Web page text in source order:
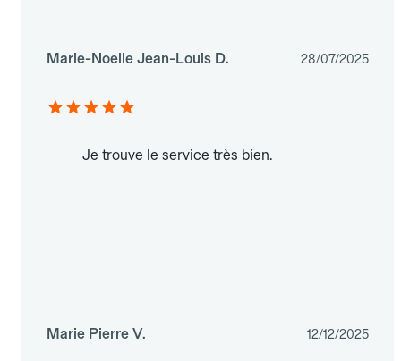
Marie-Noelle Jean-Louis D. 28/07/2025
Je trouve le service très bien.
Marie Pierre V. 12/12/2025